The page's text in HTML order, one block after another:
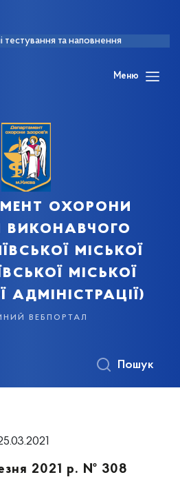
тестування та наповнення
Меню
охорони
виконавчого
міської
міської
вебпортал
Пошук
2021 р. № 308